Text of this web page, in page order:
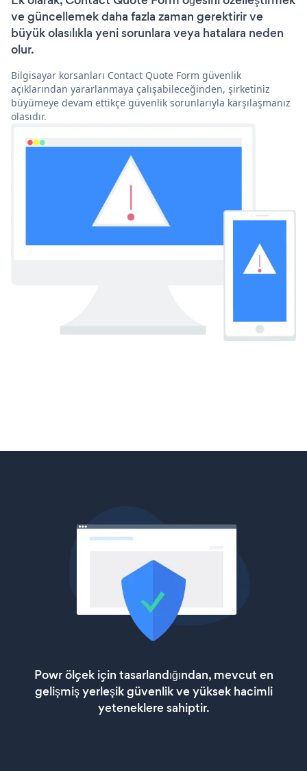
ve güncellemek daha fazla zaman gerektirir ve
büyük olasılıkla yeni sorunlara veya hatalara neden
olur.
Bilgisayar korsanları Contact Quote Form güvenlik
açıklarından yararlanmaya çalışabileceğinden, şirketiniz
büyümeye devam ettikçe güvenlik sorunlarıyla karşılaşmanız
olasıdır.
Powr ölçek için tasarlandığından, mevcut en
gelişmiş yerleşik güvenlik ve yüksek hacimli
yeteneklere sahiptir.